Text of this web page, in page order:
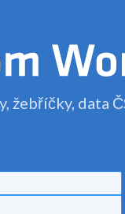
žebříčky, data